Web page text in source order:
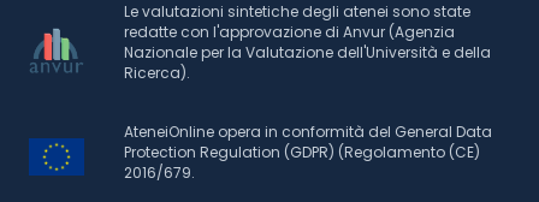
Le valutazioni sintetiche degli atenei sono state
redatte con l'approvazione di Anvur (Agenzia
Nazionale per la Valutazione dell'Università e della
Ricerca).
AteneiOnline opera in conformità del General Data
Protection Regulation (GDPR) (Regolamento (CE)
2016/679.